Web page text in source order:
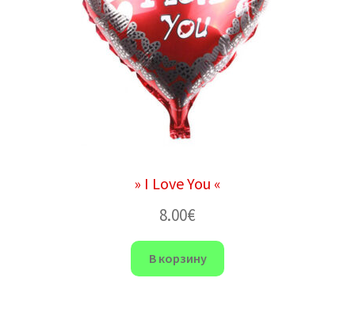
» I Love You «
8.00€
В корзину